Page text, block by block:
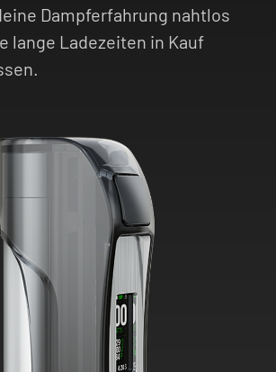
Dampferfahrung nahtlos
lange Ladezeiten in Kauf